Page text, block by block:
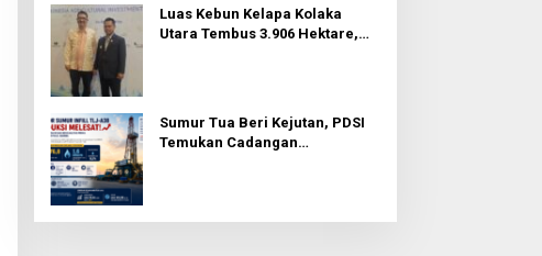
Luas Kebun Kelapa Kolaka
Utara Tembus 3.906 Hektare,
Sumur Tua Beri Kejutan, PDSI
Temukan Cadangan